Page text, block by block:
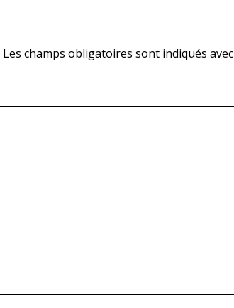
Les champs obligatoires sont indiqués avec